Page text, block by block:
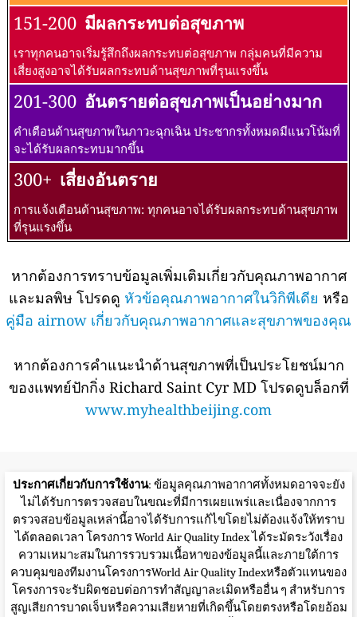
151-200 มีผลกระทบต่อสุขภาพ
เราทุกคนอาจเริ่มรู้สึกถึงผลกระทบต่อสุขภาพ กลุ่มคนที่มีความ
เสี่ยงสูงอาจได้รับผลกระทบด้านสุขภาพที่รุนแรงขึ้น
201-300 อันตรายต่อสุขภาพเป็นอย่างมาก
คำเตือนด้านสุขภาพในภาวะฉุกเฉิน ประชากรทั้งหมดมีแนวโน้มที่
จะได้รับผลกระทบมากขึ้น
300+ เสี่ยงอันตราย
การแจ้งเตือนด้านสุขภาพ: ทุกคนอาจได้รับผลกระทบด้านสุขภาพ
ที่รุนแรงขึ้น
หากต้องการทราบข้อมูลเพิ่มเติมเกี่ยวกับคุณภาพอากาศ
และมลพิษ โปรดดู หัวข้อคุณภาพอากาศในวิกิพีเดีย หรือ
คู่มือ airnow เกี่ยวกับคุณภาพอากาศและสุขภาพของคุณ
หากต้องการคำแนะนำด้านสุขภาพที่เป็นประโยชน์มาก
ของแพทย์ปักกิ่ง Richard Saint Cyr MD โปรดดูบล็อกที่
www.myhealthbeijing.com
ประกาศเกี่ยวกับการใช้งาน: ข้อมูลคุณภาพอากาศทั้งหมดอาจจะยัง
ไม่ได้รับการตรวจสอบในขณะที่มีการเผยแพร่และเนื่องจากการ
ตรวจสอบข้อมูลเหล่านี้อาจได้รับการแก้ไขโดยไม่ต้องแจ้งให้ทราบ
ได้ตลอดเวลา โครงการ World Air Quality Index ได้ระมัดระวังเรื่อง
ความเหมาะสมในการรวบรวมเนื้อหาของข้อมูลนี้และภายใต้การ
ควบคุมของทีมงานโครงการWorld Air Quality Indexหรือตัวแทนของ
โครงการจะรับผิดชอบต่อการทำสัญญาละเมิดหรืออื่น ๆ สำหรับการ
สูญเสียการบาดเจ็บหรือความเสียหายที่เกิดขึ้นโดยตรงหรือโดยอ้อม